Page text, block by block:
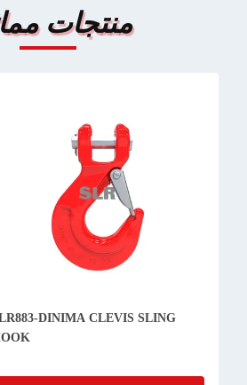
منتجات مماثلة
SLR883-DINIMA CLEVIS SLING
HOOK